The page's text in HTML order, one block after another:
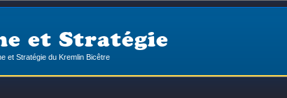
et Stratégie
et Stratégie du Kremlin Bicêtre